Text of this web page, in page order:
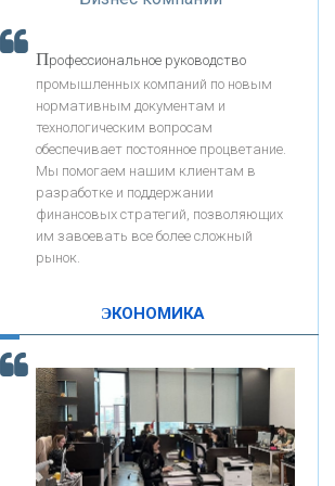
«РОСЕВРОБАНК»
«ПРЕСС-СЛУЖБА ВТБ24»
«АВТОГРАДБАНК»
КОНТАКТЫ
«Интервью»
Скорость - один из главных трендов в
кредитовании бизнеса - «Интервью»
Профессиональное руководство
промышленных компаний по новым
нормативным документам и
технологическим вопросам
обеспечивает постоянное процветание.
Мы помогаем нашим клиентам в
разработке и поддержании
финансовых стратегий, позволяющих
им завоевать все более сложный
рынок.
ЭКОНОМИКА